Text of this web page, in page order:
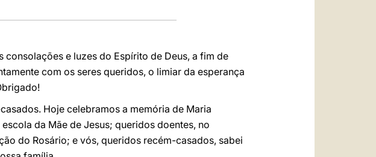
e luzes do Espírito de Deus, a fim de
com os seres queridos, o limiar da esperança
Hoje celebramos a memória de Maria
da Mãe de Jesus; queridos doentes, no
do Rosário; e vós, queridos recém-casados, sabei